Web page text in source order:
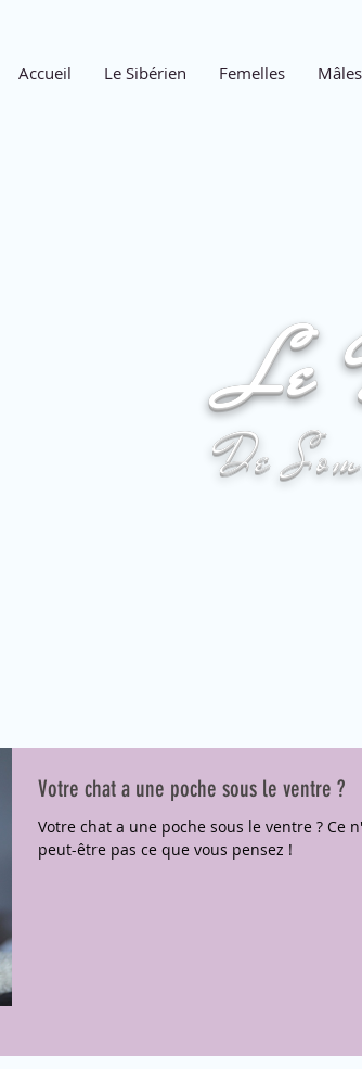
Accueil Le Sibérien Femelles Mâles
Le
De
Votre chat a une poche sous le ventre ?
Votre chat a une poche sous le ventre ? Ce
peut-être pas ce que vous pensez !